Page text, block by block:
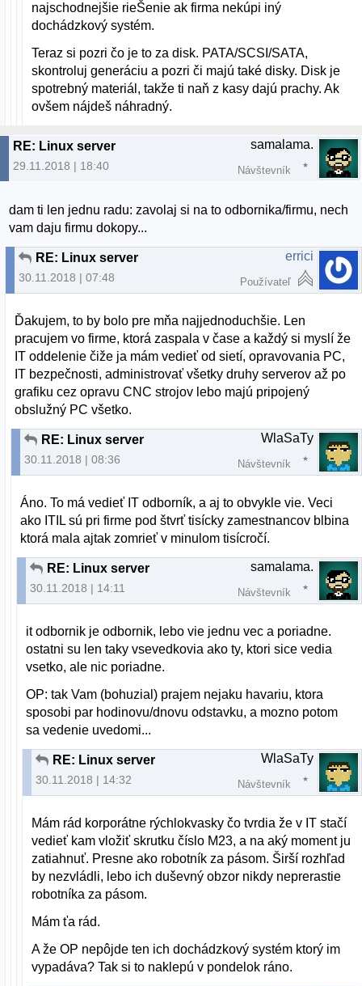
najschodnejšie rieŠenie ak firma nekúpi iný
dochádzkový systém.
Teraz si pozri čo je to za disk. PATA/SCSI/SATA,
skontroluj generáciu a pozri či majú také disky. Disk je
spotrebný materiál, takže ti naň z kasy dajú prachy. Ak
ovšem nájdeš náhradný.
RE: Linux server
29.11.2018 | 18:40
samalama.
Návštevník
dam ti len jednu radu: zavolaj si na to odbornika/firmu, nech
vam daju firmu dokopy...
RE: Linux server
30.11.2018 | 07:48
errici
Používateľ
Ďakujem, to by bolo pre mňa najjednoduchšie. Len
pracujem vo firme, ktorá zaspala v čase a každý si myslí že
IT oddelenie čiže ja mám vedieť od sietí, opravovania PC,
IT bezpečnosti, administrovať všetky druhy serverov až po
grafiku cez opravu CNC strojov lebo majú pripojený
obslužný PC všetko.
RE: Linux server
30.11.2018 | 08:36
WlaSaTy
Návštevník
Áno. To má vedieť IT odborník, a aj to obvykle vie. Veci
ako ITIL sú pri firme pod štvrť tisícky zamestnancov blbina
ktorá mala ajtak zomrieť v minulom tisícročí.
RE: Linux server
30.11.2018 | 14:11
samalama.
Návštevník
it odbornik je odbornik, lebo vie jednu vec a poriadne.
ostatni su len taky vsevedkovia ako ty, ktori sice vedia
vsetko, ale nic poriadne.
OP: tak Vam (bohuzial) prajem nejaku havariu, ktora
sposobi par hodinovu/dnovu odstavku, a mozno potom
sa vedenie uvedomi...
RE: Linux server
30.11.2018 | 14:32
WlaSaTy
Návštevník
Mám rád korporátne rýchlokvasky čo tvrdia že v IT stačí
vedieť kam vložiť skrutku číslo M23, a na aký moment ju
zatiahnuť. Presne ako robotník za pásom. Širší rozhľad
by nezvládli, lebo ich duševný obzor nikdy neprerastie
robotníka za pásom.
Mám ťa rád.
A že OP nepôjde ten ich dochádzkový systém ktorý im
vypadáva? Tak si to naklepú v pondelok ráno.